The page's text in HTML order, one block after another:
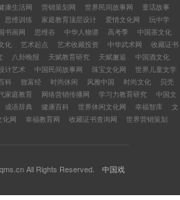
康生活网 营销策划网 世界民间故事网
童话故事
思维训练 家庭教育顶层设计 爱情文化网
玩中学
书画网 思维谷 中华人物谱 高考季
中国茶文化
化 艺术起点 艺术收藏投资 中华武术网
收藏证书
八卦晚报 天赋教育研究 天赋邂逅
中国酒文化
计艺术 中国民间故事网 珠宝文化网
世界儿童文学
科 致富经 时尚休闲 风雅中国 时尚文化
贝壳
家庭教育 网络营销传播网 学习力教育研究
中国文
成语辞典 健康百科 世界休闲文化网 幸福智库
文
化网 幸福教育网 收藏证书查询网
世界营销策划
All Rights Reserved. 中国戏